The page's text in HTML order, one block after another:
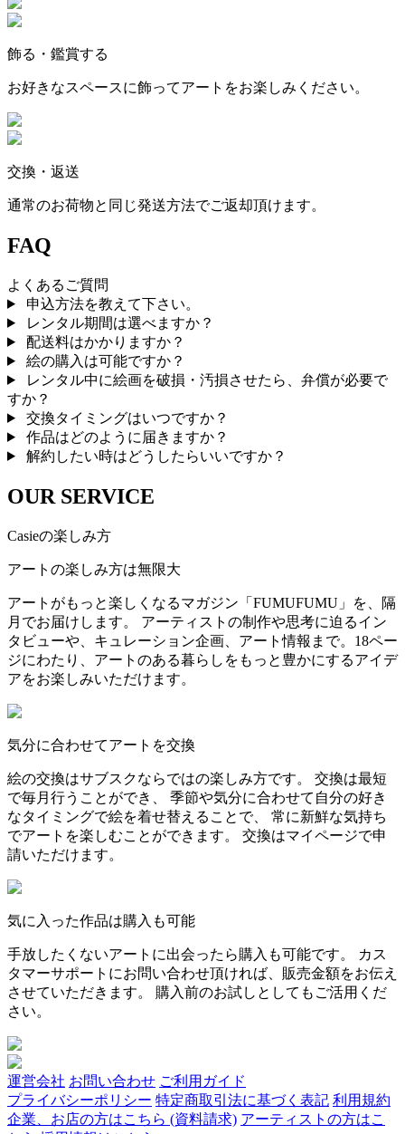
飾る・鑑賞する
お好きなスペースに飾ってアートをお楽しみください。
交換・返送
通常のお荷物と同じ発送方法でご返却頂けます。
FAQ
よくあるご質問
申込方法を教えて下さい。
レンタル期間は選べますか？
配送料はかかりますか？
絵の購入は可能ですか？
レンタル中に絵画を破損・汚損させたら、弁償が必要で
すか？
交換タイミングはいつですか？
作品はどのように届きますか？
解約したい時はどうしたらいいですか？
OUR SERVICE
Casieの楽しみ方
アートの楽しみ方は無限大
アートがもっと楽しくなるマガジン「FUMUFUMU」を、隔
月でお届けします。 アーティストの制作や思考に迫るイン
タビューや、キュレーション企画、アート情報まで。18ペー
ジにわたり、アートのある暮らしをもっと豊かにするアイデ
アをお楽しみいただけます。
気分に合わせてアートを交換
絵の交換はサブスクならではの楽しみ方です。 交換は最短
で毎月行うことができ、 季節や気分に合わせて自分の好き
なタイミングで絵を着せ替えることで、 常に新鮮な気持ち
でアートを楽しむことができます。 交換はマイページで申
請いただけます。
気に入った作品は購入も可能
手放したくないアートに出会ったら購入も可能です。 カス
タマーサポートにお問い合わせ頂ければ、販売金額をお伝え
させていただきます。 購入前のお試しとしてもご活用くだ
さい。
運営会社 お問い合わせ ご利用ガイド
プライバシーポリシー 特定商取引法に基づく表記 利用規約
企業、お店の方はこちら (資料請求) アーティストの方はこ